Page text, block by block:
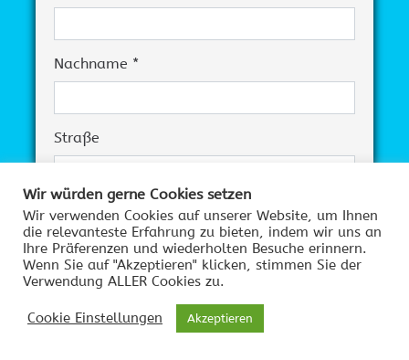
Nachname *
Straße
Hausnummer
PLZ
Wir würden gerne Cookies setzen
Wir verwenden Cookies auf unserer Website, um Ihnen
die relevanteste Erfahrung zu bieten, indem wir uns an
Ihre Präferenzen und wiederholten Besuche erinnern.
Wenn Sie auf "Akzeptieren" klicken, stimmen Sie der
Verwendung ALLER Cookies zu.
Cookie Einstellungen Akzeptieren